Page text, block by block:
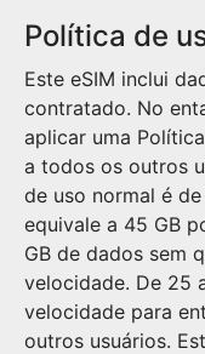
Política de
Este eSIM inclui
contratado. No
aplicar uma
a todos os outros
de uso normal é
equivale a 45 GB
GB de dados sem
velocidade. De 25
velocidade para
outros usuários.